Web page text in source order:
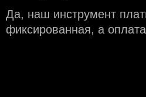
Да, наш инструмент
фиксированная, а